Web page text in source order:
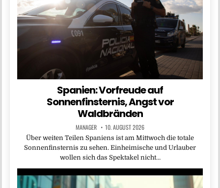
Spanien: Vorfreude auf
Sonnenfinsternis, Angst vor
Waldbränden
MANAGER 10. AUGUST 2026
Über weiten Teilen Spaniens ist am Mittwoch die totale
Sonnenfinsternis zu sehen. Einheimische und Urlauber
wollen sich das Spektakel nicht…